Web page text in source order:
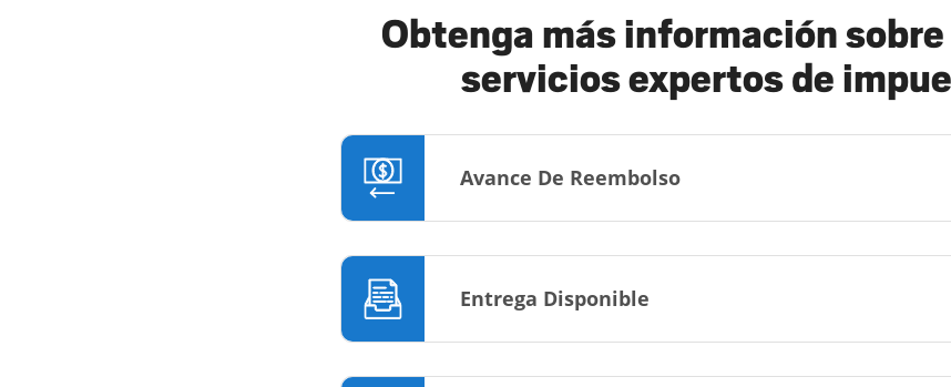
Obtenga más información
servicios expertos de
Avance De Reembolso
Entrega Disponible